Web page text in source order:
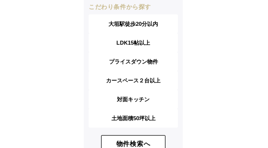
こだわり条件から探す
大垣駅徒歩20分以内
LDK15帖以上
プライスダウン物件
カースペース２台以上
対面キッチン
土地面積50坪以上
物件検索へ